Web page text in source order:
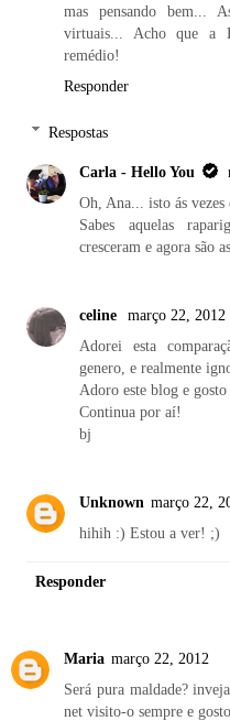
mas pensando bem...
virtuais... Acho que a
remédio!
Responder
Respostas
Carla - Hello You
Oh, Ana... isto ás
Sabes aquelas
cresceram e agora são
celine
março 22, 2012
Adorei esta
genero, e realmente
Adoro este blog e
Continua por aí!
bj
Unknown março 22,
hihih :) Estou a ver! ;)
Responder
Maria março 22, 2012
Será pura maldade?
net visito-o sempre e